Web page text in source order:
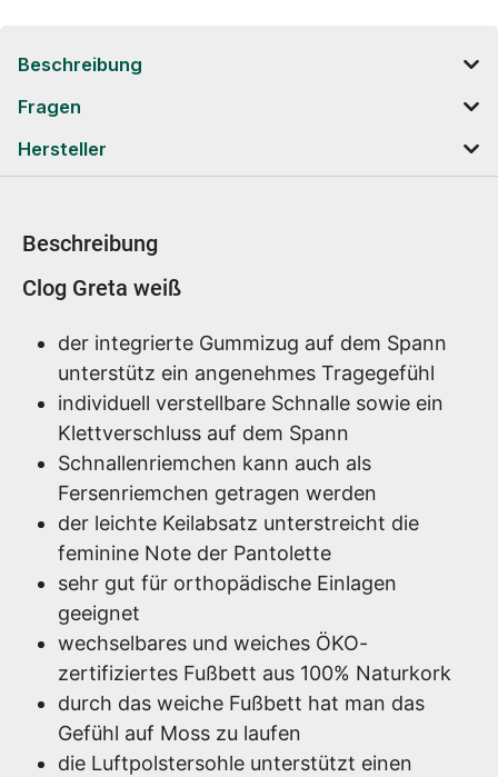
Beschreibung
Fragen
Hersteller
Beschreibung
Produktinformationen
Clog Greta weiß
der integrierte Gummizug auf dem Spann
unterstütz ein angenehmes Tragegefühl
individuell verstellbare Schnalle sowie ein
Klettverschluss auf dem Spann
Schnallenriemchen kann auch als
Fersenriemchen getragen werden
der leichte Keilabsatz unterstreicht die
feminine Note der Pantolette
sehr gut für orthopädische Einlagen
geeignet
wechselbares und weiches ÖKO-
zertifiziertes Fußbett aus 100% Naturkork
durch das weiche Fußbett hat man das
Gefühl auf Moss zu laufen
die Luftpolstersohle unterstützt einen